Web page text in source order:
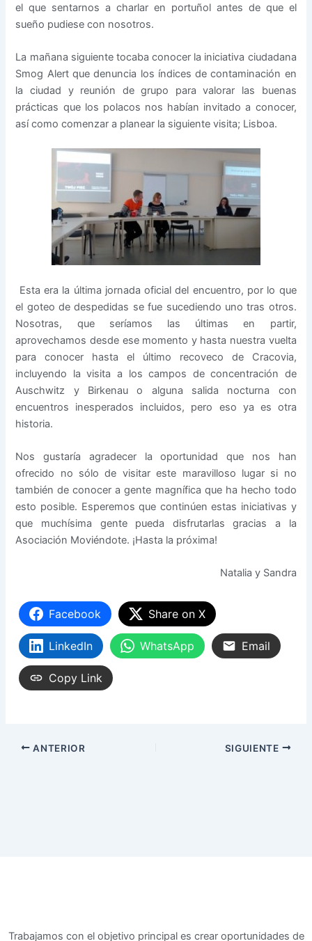
el que sentarnos a charlar en portuñol antes de que el
sueño pudiese con nosotros.
La mañana siguiente tocaba conocer la iniciativa ciudadana
Smog Alert que denuncia los índices de contaminación en
la ciudad y reunión de grupo para valorar las buenas
prácticas que los polacos nos habían invitado a conocer,
así como comenzar a planear la siguiente visita; Lisboa.
Esta era la última jornada oficial del encuentro, por lo que
el goteo de despedidas se fue sucediendo uno tras otros.
Nosotras, que seríamos las últimas en partir,
aprovechamos desde ese momento y hasta nuestra vuelta
para conocer hasta el último recoveco de Cracovia,
incluyendo la visita a los campos de concentración de
Auschwitz y Birkenau o alguna salida nocturna con
encuentros inesperados incluidos, pero eso ya es otra
historia.
Nos gustaría agradecer la oportunidad que nos han
ofrecido no sólo de visitar este maravilloso lugar si no
también de conocer a gente magnífica que ha hecho todo
esto posible. Esperemos que continúen estas iniciativas y
que muchísima gente pueda disfrutarlas gracias a la
Asociación Moviéndote. ¡Hasta la próxima!
Natalia y Sandra
Facebook Share on X
LinkedIn WhatsApp Email
Copy Link
ANTERIOR SIGUIENTE
Trabajamos con el objetivo principal es crear oportunidades de